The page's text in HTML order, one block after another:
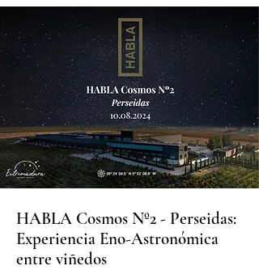
HABLA Cosmos Nº2 - Perseidas:
Experiencia Eno-Astronómica
entre viñedos